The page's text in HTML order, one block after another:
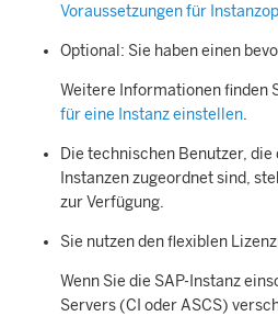
Voraussetzungen für
Optional: Sie haben einen
Weitere Informationen finden
für eine Instanz einstellen.
Die technischen Benutzer,
Instanzen zugeordnet sind,
zur Verfügung.
Sie nutzen den flexiblen
Wenn Sie die SAP-Instanz
Servers (CI oder ASCS)